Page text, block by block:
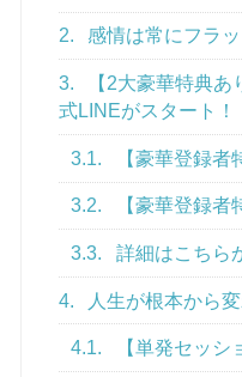
2. 感情は常にフラッ
3.
【2大豪華特典あ
式LINEがスタート！
3.1. 【豪華登録者
3.2. 【豪華登録者
3.3. 詳細はこちら
4. 人生が根本から
4.1. 【単発セッシ